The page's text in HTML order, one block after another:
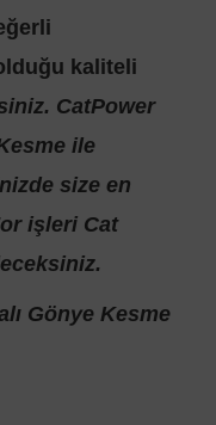
kaliteli
CatPower
ile
size en
işleri Cat
Gönye Kesme